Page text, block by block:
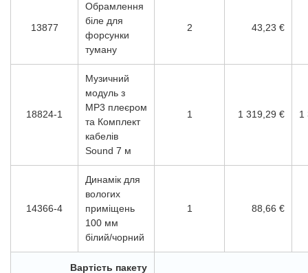
13877
Обрамлення
біле для
форсунки
туману
2 43,23 €
18824-1
Музичний
модуль з
MP3 плеєром
та Комплект
кабелів
Sound 7 м
1 1 319,29 € 1
14366-4
Динамік для
вологих
приміщень
100 мм
білий/чорний
1 88,66 €
Вартість пакету